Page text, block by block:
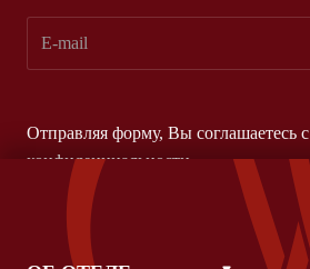
Отправляя форму, Вы соглашаетесь с
конфиденциальности